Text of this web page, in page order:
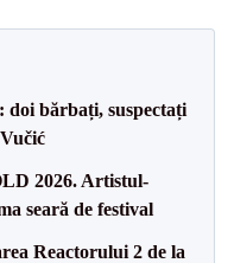
doi bărbați, suspectați
2026. Artistul-
seară de festival
Reactorului 2 de la